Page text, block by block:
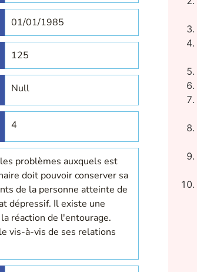
01/01/1985
125
Null
4
problèmes auxquels est
doit pouvoir conserver sa
de la personne atteinte de
dépressif. Il existe une
réaction de l'entourage.
vis-à-vis de ses relations